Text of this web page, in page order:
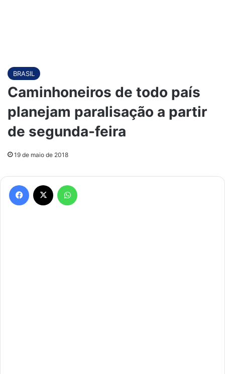
BRASIL
Caminhoneiros de todo país
planejam paralisação a partir
de segunda-feira
19 de maio de 2018